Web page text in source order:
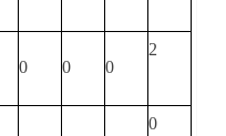
0 0 0
2
0